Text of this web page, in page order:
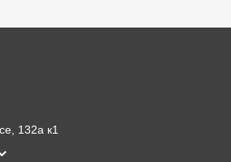
132а к1